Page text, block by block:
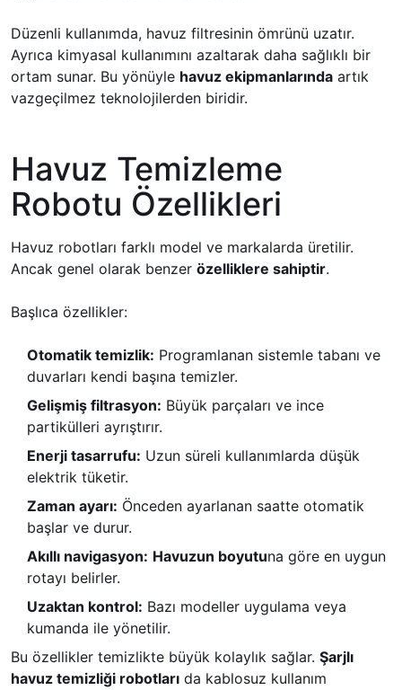
Düzenli kullanımda, havuz filtresinin ömrünü uzatır.
Ayrıca kimyasal kullanımını azaltarak daha sağlıklı bir
ortam sunar. Bu yönüyle havuz ekipmanlarında artık
vazgeçilmez teknolojilerden biridir.
Havuz Temizleme
Robotu Özellikleri
Havuz robotları farklı model ve markalarda üretilir.
Ancak genel olarak benzer özelliklere sahiptir.
Başlıca özellikler:
Otomatik temizlik: Programlanan sistemle tabanı ve
duvarları kendi başına temizler.
Gelişmiş filtrasyon: Büyük parçaları ve ince
partikülleri ayrıştırır.
Enerji tasarrufu: Uzun süreli kullanımlarda düşük
elektrik tüketir.
Zaman ayarı: Önceden ayarlanan saatte otomatik
başlar ve durur.
Akıllı navigasyon: Havuzun boyutuna göre en uygun
rotayı belirler.
Uzaktan kontrol: Bazı modeller uygulama veya
kumanda ile yönetilir.
Bu özellikler temizlikte büyük kolaylık sağlar. Şarjlı
havuz temizliği robotları da kablosuz kullanım